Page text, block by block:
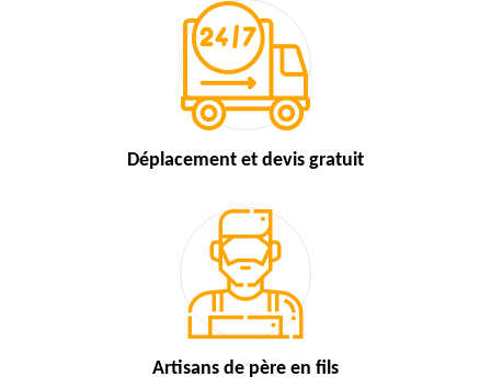
Déplacement et devis gratuit
Artisans de père en fils